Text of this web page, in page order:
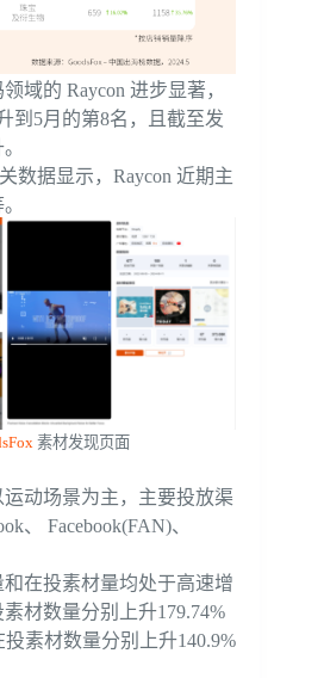
域的 Raycon 进步显著，
到5月的第8名，且截至发
数据显示，Raycon 近期主
素材发现页面
动场景为主，主要投放渠
、 Facebook(FAN)、
在投素材量均处于高速增
材数量分别上升179.74%
素材数量分别上升140.9%